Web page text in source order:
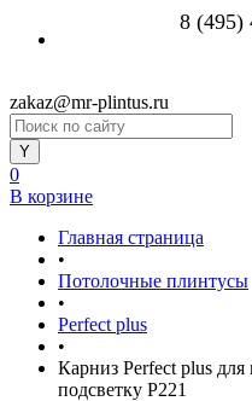
8 (495)
zakaz@mr-plintus.ru
0
В корзине
Главная страница
•
Потолочные плинтусы
•
Perfect plus
•
Карниз Perfect plus
подсветку P221